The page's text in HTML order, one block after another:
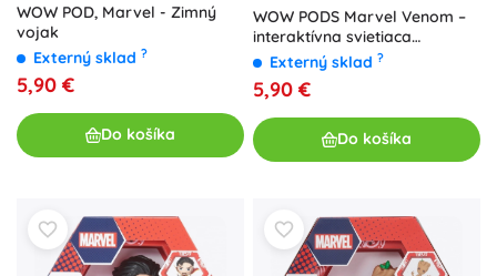
WOW POD, Marvel - Zimný
vojak
Externý sklad ?
5,90 €
Do košíka
WOW PODS Marvel Venom –
interaktívna svietiaca
zberateľská figúrka
Externý sklad ?
5,90 €
Do košíka